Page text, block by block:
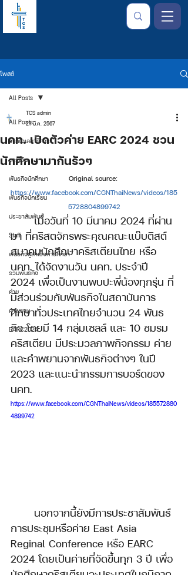
โพสต์
All Posts
จากใจเลขาธิการ
การเงิน
พันธกิจนักศึกษา
พันธกิจนักเรียน
ประชาสัมพันธ์
Staff
พันธกิจผู้สำเร็จการศึกษา
รวมพันธกิจ
ค่าย
คำพยาน
EARC2024
All Posts
นคท. เปิดตัวค่าย EARC 2024 ชวน
นักศึกษามากันรัวๆ
TCS admin
21 มี.ค. 2567
Original source:
https://www.facebook.com/CGNThaiNews/videos/185
5728804899742
เมื่อวันที่ 10 มีนาคม 2024 ที่ผ่าน
มา ที่คริสตจักรพระคุณคณะแบ๊บติสต์
สมาคมนักศึกษาคริสเตียนไทย หรือ
นคท. ได้จัดงานวัน นคท. ประจำปี
2024 เพื่อเป็นงานพบปะพี่น้องทุกรุ่น ที่
มีส่วนร่วมกับพันธกิจในสถาบันการ
ศึกษาทั่วประเทศไทยจำนวน 24 พันธ
กิจ โดยมี 14 กลุ่มเซลล์ และ 10 ชมรม
คริสเตียน มีประมวลภาพกิจกรรม ค่าย
และคำพยานจากพันธกิจต่างๆ ในปี
2023 และแนะนำกรรมการบอร์ดของ
นคท.
https://www.facebook.com/CGNThaiNews/videos/185572880
4899742
นอกจากนี้ยังมีการประชาสัมพันธ์
การประชุมหรือค่าย East Asia
Reginal Conference หรือ EARC
2024 โดยเป็นค่ายที่จัดขึ้นทุก 3 ปี เพื่อ